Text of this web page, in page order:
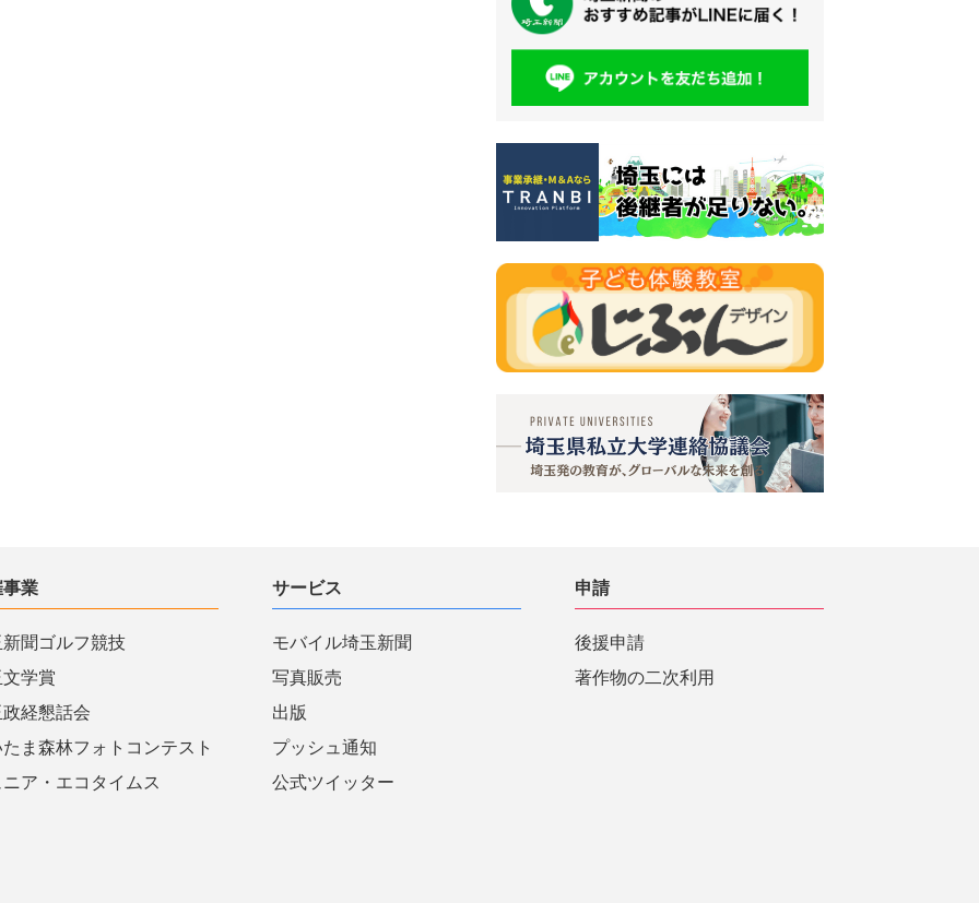
業
聞ゴルフ競技
学賞
経懇話会
ま森林フォトコンテスト
ア・エコタイムス
サービス
モバイル埼玉新聞
写真販売
出版
プッシュ通知
公式ツイッター
申請
後援申請
著作物の二次利用